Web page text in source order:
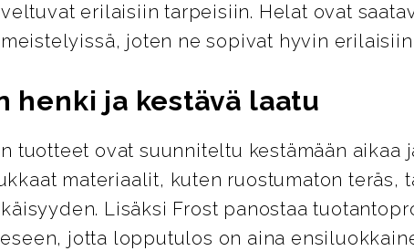
erilaisiin tarpeisiin. Helat ovat
joten ne sopivat hyvin
henki ja kestävä laatu
tuotteet ovat suunniteltu kestämään aikaa
materiaalit, kuten ruostumaton teräs,
Lisäksi Frost panostaa
jotta lopputulos on aina